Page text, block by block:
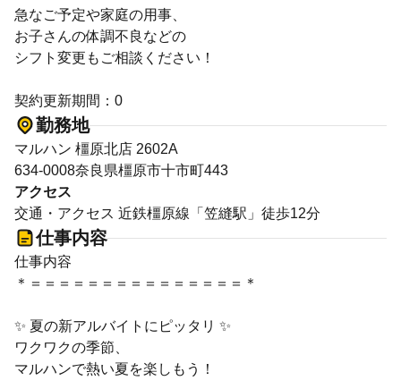
急なご予定や家庭の用事、
お子さんの体調不良などの
シフト変更もご相談ください！
契約更新期間：0
勤務地
マルハン 橿原北店 2602A
634-0008奈良県橿原市十市町443
アクセス
交通・アクセス 近鉄橿原線「笠縫駅」徒歩12分
仕事内容
仕事内容
＊＝＝＝＝＝＝＝＝＝＝＝＝＝＝＝＊
✨ 夏の新アルバイトにピッタリ ✨
ワクワクの季節、
マルハンで熱い夏を楽しもう！